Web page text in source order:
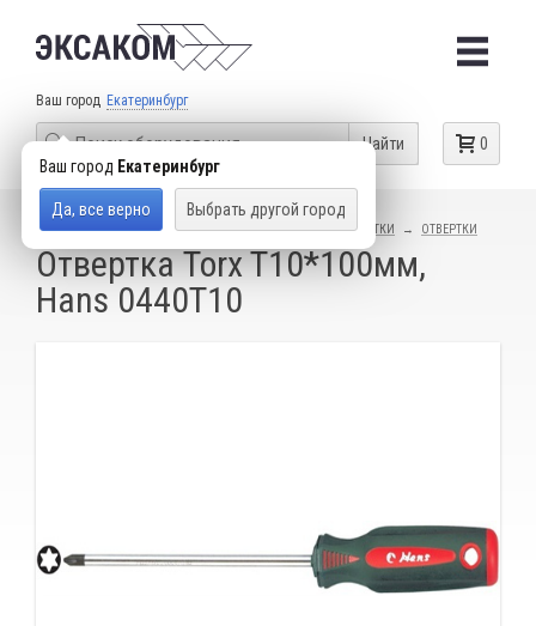
Ваш город Екатеринбург
Ваш город Екатеринбург
Да, все верно Выбрать другой город
0
Найти
КАТАЛОГ ТОВАРОВ СЛЕСАРНЫЙ ИНСТРУМЕНТ ОТВЕРТКИ ОТВЕРТКИ
Отвертка Torx T10*100мм,
Hans 0440T10